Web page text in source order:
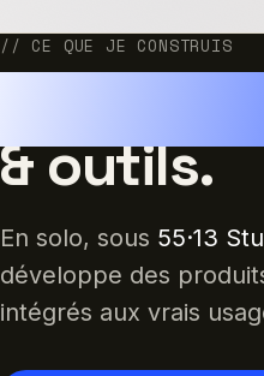
// CE QUE JE CONSTRUIS
& outils.
En solo, sous 55·13
développe des
intégrés aux vrais